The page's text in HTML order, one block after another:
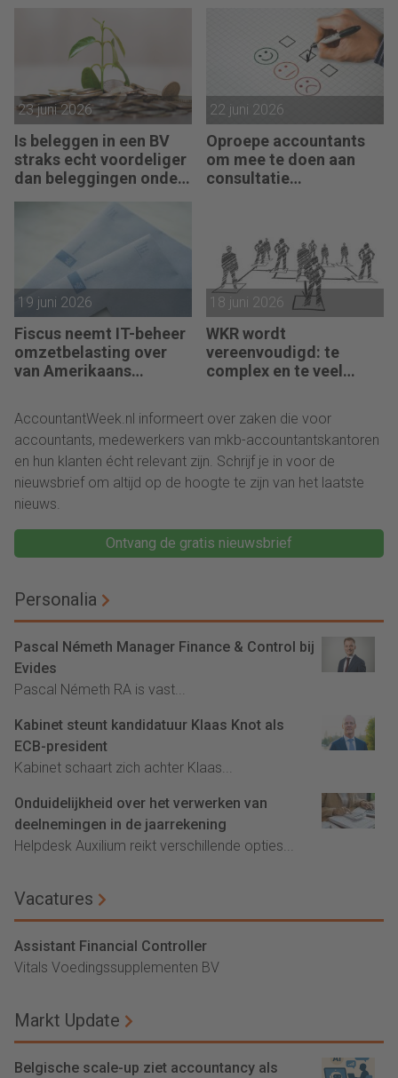
23 juni 2026
Is beleggen in een BV
straks echt voordeliger
dan beleggingen onder
22 juni 2026
Oproepe accountants
om mee te doen aan
consultatie
19 juni 2026
Fiscus neemt IT-beheer
omzetbelasting over
van Amerikaans
18 juni 2026
WKR wordt
vereenvoudigd: te
complex en te veel
AccountantWeek.nl informeert over zaken die voor
accountants, medewerkers van mkb-accountantskantoren
en hun klanten écht relevant zijn. Schrijf je in voor de
nieuwsbrief om altijd op de hoogte te zijn van het laatste
nieuws.
Ontvang de gratis nieuwsbrief
Personalia
Pascal Németh Manager Finance & Control bij
Evides
Pascal Németh RA is vast...
Kabinet steunt kandidatuur Klaas Knot als
ECB-president
Kabinet schaart zich achter Klaas...
Onduidelijkheid over het verwerken van
deelnemingen in de jaarrekening
Helpdesk Auxilium reikt verschillende opties...
Vacatures
Assistant Financial Controller
Vitals Voedingssupplementen BV
Markt Update
Belgische scale-up ziet accountancy als